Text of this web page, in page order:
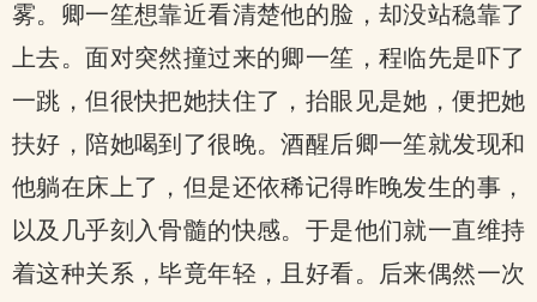
雾。卿一笙想靠近看清楚他的脸，却没站稳靠了
上去。面对突然撞过来的卿一笙，程临先是吓了
一跳，但很快把她扶住了，抬眼见是她，便把她
扶好，陪她喝到了很晚。酒醒后卿一笙就发现和
他躺在床上了，但是还依稀记得昨晚发生的事，
以及几乎刻入骨髓的快感。于是他们就一直维持
着这种关系，毕竟年轻，且好看。后来偶然一次